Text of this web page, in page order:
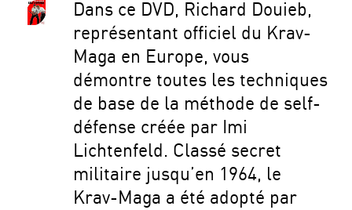
Dans ce DVD, Richard Douieb,
représentant officiel du Krav-
Maga en Europe, vous
démontre toutes les techniques
de base de la méthode de self-
défense créée par Imi
Lichtenfeld. Classé secret
militaire jusqu’en 1964, le
Krav-Maga a été adopté par